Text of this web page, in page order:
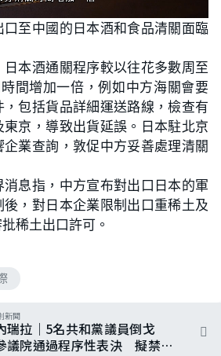
口至中國的日本酒和食品清關面臨
本酒通關程序較以往花多數周至
間增加一倍，例如中方海關會要
包括貨品詳細運送路線，檢查有
京，導致出貨延誤。日本駐北京
業查詢，敦促中方妥善處理清關
息指，中方宣布對出口日本的軍
後，對日本企業限制出口重稀土及
稀土出口許可。
新聞
瑞拉｜5名共和黨議員倒戈
議院通過程序性表決 擬禁特